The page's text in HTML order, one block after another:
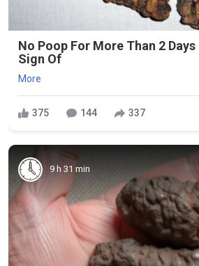
No Poop For More Than 2
Sign Of
More
375 144 337
9 h 31 min